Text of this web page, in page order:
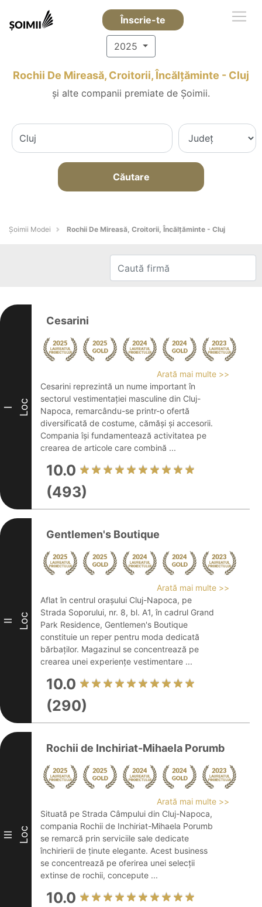
Înscrie-te
2025
Rochii De Mireasă, Croitorii, Încălțăminte - Cluj
și alte companii premiate de Șoimii.
Căutare
Șoimii Modei Rochii De Mireasă, Croitorii, Încălțăminte - Cluj
I Loc
Cesarini
Arată mai multe >>
Cesarini reprezintă un nume important în
sectorul vestimentației masculine din Cluj-
Napoca, remarcându-se printr-o ofertă
diversificată de costume, cămăși și accesorii.
Compania își fundamentează activitatea pe
crearea de articole care combină ...
10.0
(493)
II Loc
Gentlemen's Boutique
Arată mai multe >>
Aflat în centrul orașului Cluj-Napoca, pe
Strada Soporului, nr. 8, bl. A1, în cadrul Grand
Park Residence, Gentlemen's Boutique
constituie un reper pentru moda dedicată
bărbaților. Magazinul se concentrează pe
crearea unei experiențe vestimentare ...
10.0
(290)
III Loc
Rochii de Inchiriat-Mihaela Porumb
Arată mai multe >>
Situată pe Strada Câmpului din Cluj-Napoca,
compania Rochii de Inchiriat-Mihaela Porumb
se remarcă prin serviciile sale dedicate
închirierii de ținute elegante. Acest business
se concentrează pe oferirea unei selecții
extinse de rochii, concepute ...
10.0